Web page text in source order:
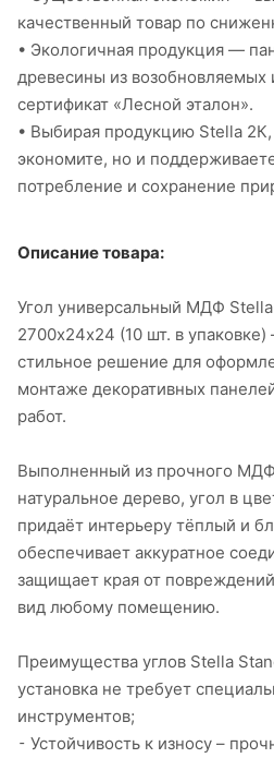
качественный товар по
• Экологичная продукция —
древесины из
сертификат «Лесной эталон».
• Выбирая продукцию Stella
экономите, но и
потребление и сохранение
Описание товара:
Угол универсальный МДФ
2700х24х24 (10 шт. в
стильное решение для
монтаже декоративных
работ.
Выполненный из прочного
натуральное дерево, угол в
придаёт интерьеру тёплый и
обеспечивает аккуратное
защищает края от
вид любому помещению.
Преимущества углов Stella
установка не требует
инструментов;
⁃ Устойчивость к износу –